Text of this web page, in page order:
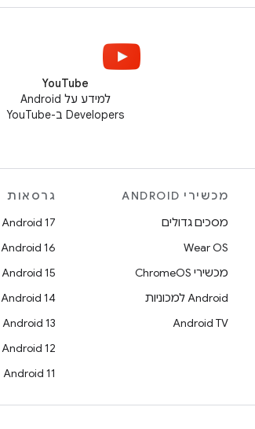
YouTube
למידע על Android
Developers ב-YouTube
מכשירי ANDROID
מסכים גדולים
Wear OS
מכשירי ChromeOS
Android למכוניות
Android TV
גרסאות
Android 17
Android 16
Android 15
Android 14
Android 13
Android 12
Android 11